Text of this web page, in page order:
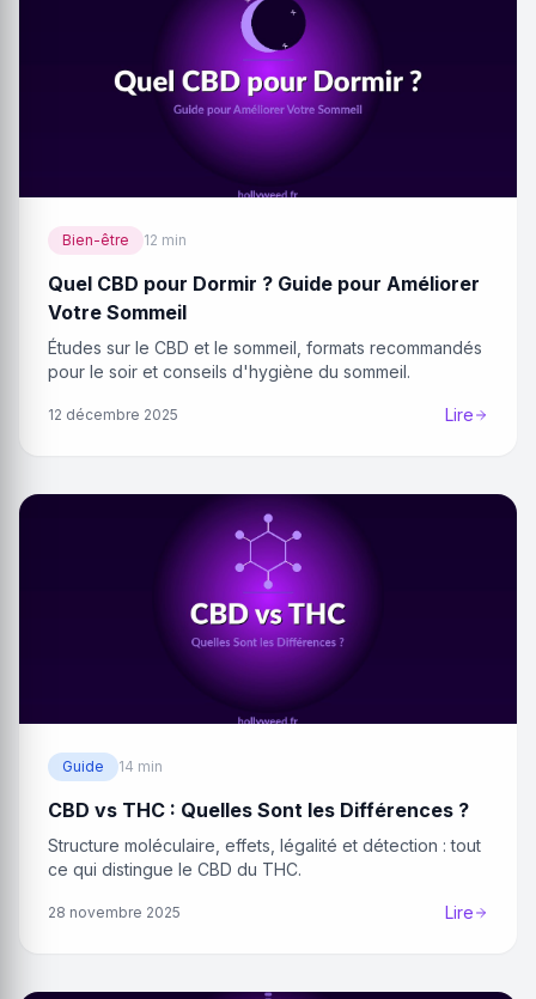
Bien-être 12 min
Quel CBD pour Dormir ? Guide pour Améliorer
Votre Sommeil
Études sur le CBD et le sommeil, formats recommandés
pour le soir et conseils d'hygiène du sommeil.
12 décembre 2025 Lire
Guide 14 min
CBD vs THC : Quelles Sont les Différences ?
Structure moléculaire, effets, légalité et détection : tout
ce qui distingue le CBD du THC.
28 novembre 2025 Lire